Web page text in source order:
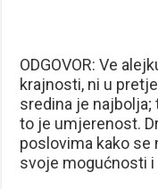
ODGOVOR: Ve
krajnosti, ni u
sredina je najbolja;
to je umjerenost.
poslovima kako se
svoje mogućnosti